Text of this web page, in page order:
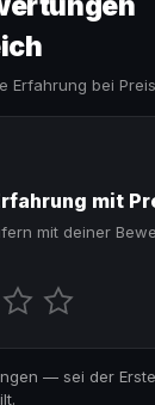
Erfahrung bei
mit
mit deiner
— sei der